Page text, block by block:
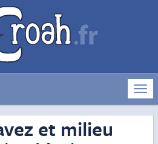
la
et milieu